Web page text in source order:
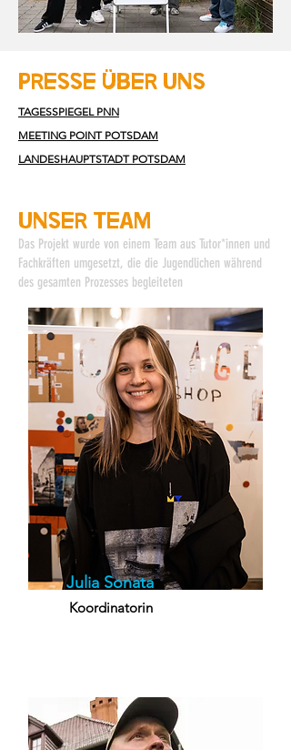
presse über uns
TAGESSPIEGEL PNN
MEETING POINT POTSDAM
LANDESHAUPTSTADT POTSDAM
unser team
Das Projekt wurde von einem Team aus Tutor*innen und
Fachkräften umgesetzt, die die Jugendlichen während
des gesamten Prozesses begleiteten
Julia Sonata
Koordinatorin